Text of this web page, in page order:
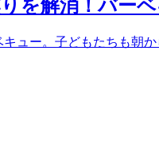
を解消！バー
ュー。子どもたちも朝